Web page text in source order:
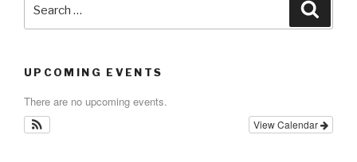
UPCOMING EVENTS
There are no upcoming events.
View Calendar